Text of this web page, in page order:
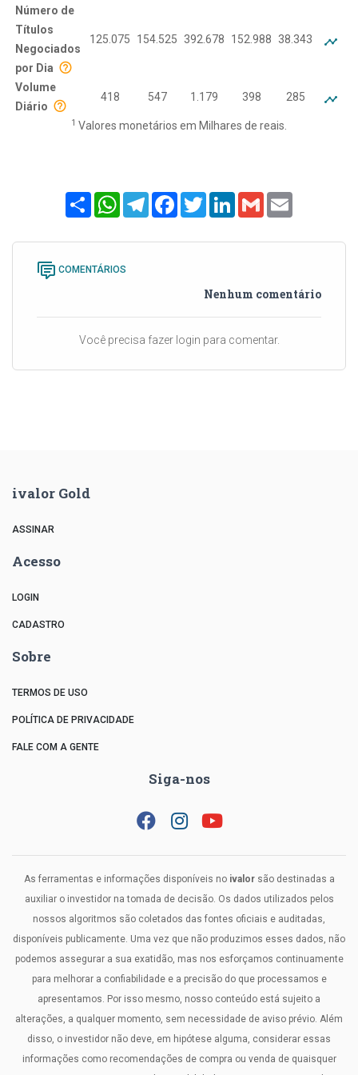
Número de
Títulos
Negociados
por Dia
125.075 154.525 392.678 152.988 38.343
Volume
Diário
418 547 1.179 398 285
1 Valores monetários em Milhares de reais.
ShareWhatsAppTelegramFacebook
TwitterLinkedInGmail
COMENTÁRIOS
Nenhum comentário
Você precisa fazer login para comentar.
ivalor Gold
ASSINAR
Acesso
LOGIN
CADASTRO
Sobre
TERMOS DE USO
POLÍTICA DE PRIVACIDADE
FALE COM A GENTE
Siga-nos
As ferramentas e informações disponíveis no ivalorsão destinadas a
auxiliar o investidor na tomada de decisão. Os dados utilizados pelos
nossos algoritmos são coletados das fontes oficiais e auditadas,
disponíveis publicamente. Uma vez que não produzimos esses dados, não
podemos assegurar a sua exatidão, mas nos esforçamos continuamente
para melhorar a confiabilidade e a precisão do que processamos e
apresentamos. Por isso mesmo, nosso conteúdo está sujeito a
alterações, a qualquer momento, sem necessidade de aviso prévio. Além
disso, o investidor não deve, em hipótese alguma, considerar essas
informações como recomendações de compra ou venda de quaisquer